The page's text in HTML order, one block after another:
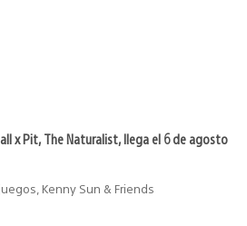
x Pit, The Naturalist, llega el 6 de agosto
Kenny Sun & Friends